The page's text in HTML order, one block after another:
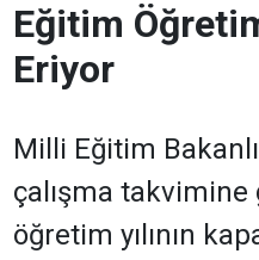
Eğitim
Eriyor
Milli Eğitim
çalışma takvimine
öğretim yılının